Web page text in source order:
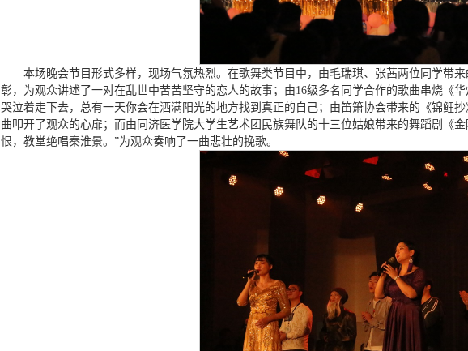
本场晚会节目形式多样，现场气氛热烈。在歌舞类节目中，由毛瑞琪、张茜两位同学带
彰，为观众讲述了一对在乱世中苦苦坚守的恋人的故事；由16级多名同学合作的歌曲串烧《
哭泣着走下去，总有一天你会在洒满阳光的地方找到真正的自己；由笛箫协会带来的《锦鲤
曲叩开了观众的心扉；而由同济医学院大学生艺术团民族舞队的十三位姑娘带来的舞蹈剧《
恨，教堂绝唱秦淮景。”为观众奏响了一曲悲壮的挽歌。